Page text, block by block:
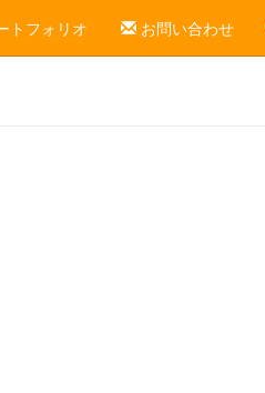
トフォリオ お問い合わせ